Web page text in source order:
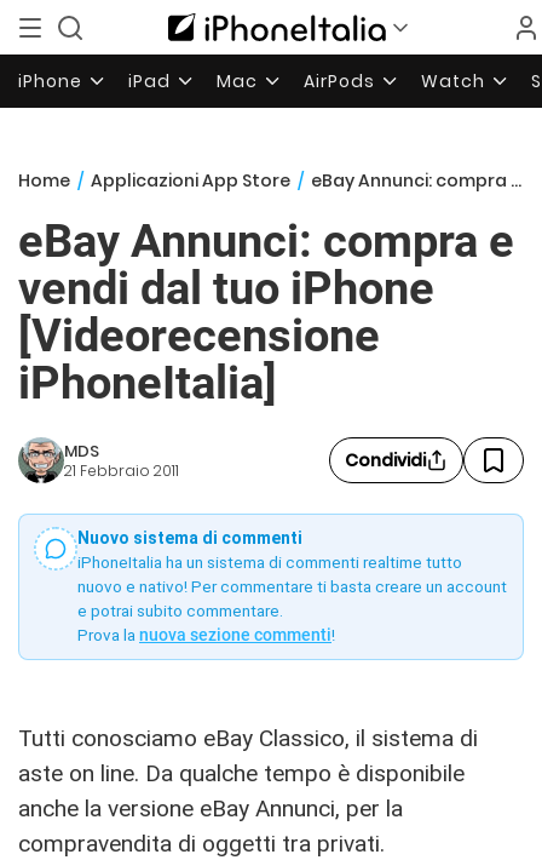
iPhone iPad Mac AirPods Watch
Home / Applicazioni App Store / eBay Annunci: compra e vendi dal tuo iPhone [Videorecensione iPhoneItalia]
eBay Annunci: compra e
vendi dal tuo iPhone
[Videorecensione
iPhoneItalia]
MDS
21 Febbraio 2011 Condividi
Nuovo sistema di commenti
iPhoneItalia ha un sistema di commenti realtime tutto
nuovo e nativo! Per commentare ti basta creare un account
e potrai subito commentare.
Prova la nuova sezione commenti!
Tutti conosciamo eBay Classico, il sistema di
aste on line. Da qualche tempo è disponibile
anche la versione eBay Annunci, per la
compravendita di oggetti tra privati.